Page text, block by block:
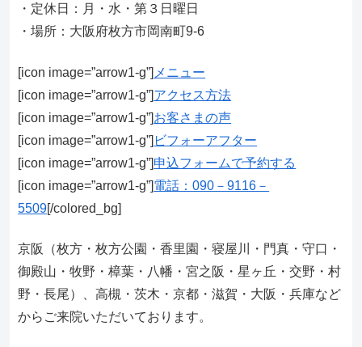
・定休日：月・水・第３日曜日
・場所：大阪府枚方市岡南町9-6
[icon image=”arrow1-g”] メニュー
[icon image=”arrow1-g”]アクセス方法
[icon image=”arrow1-g”]お客さまの声
[icon image=”arrow1-g”] ビフォーアフター
[icon image=”arrow1-g”]申込フォームで予約する
[icon image=”arrow1-g”]電話：090－9116－
5509[/colored_bg]
京阪（枚方・枚方公園・香里園・寝屋川・門真・守口・
御殿山・牧野・樟葉・八幡・宮之阪・星ヶ丘・交野・村
野・長尾）、高槻・茨木・京都・滋賀・大阪・兵庫など
からご来院いただいております。